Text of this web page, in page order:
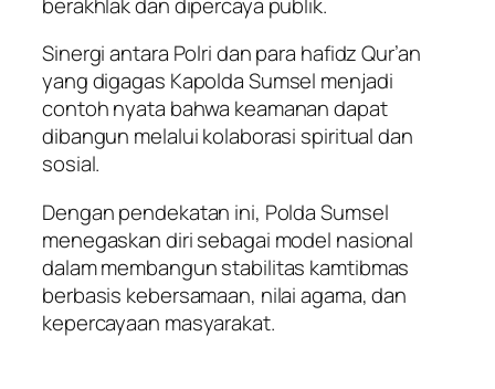
Sinergi antara Polri dan para hafidz Qur’an
yang digagas Kapolda Sumsel menjadi
contoh nyata bahwa keamanan dapat
dibangun melalui kolaborasi spiritual dan
sosial.
Dengan pendekatan ini, Polda Sumsel
menegaskan diri sebagai model nasional
dalam membangun stabilitas kamtibmas
berbasis kebersamaan, nilai agama, dan
kepercayaan masyarakat.